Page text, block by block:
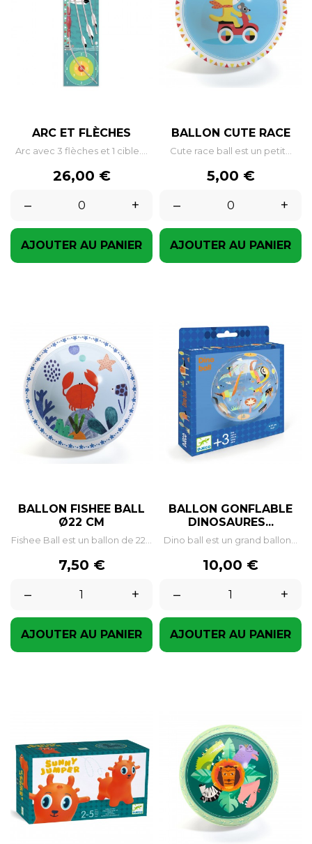
ARC ET FLÈCHES
Arc avec 3 flèches et 1 cible....
Prix
26,00 €
–
+
AJOUTER AU PANIER
BALLON CUTE RACE
Cute race ball est un petit...
Prix
5,00 €
–
+
AJOUTER AU PANIER
BALLON FISHEE BALL
Ø22 CM
Fishee Ball est un ballon de 22...
Prix
7,50 €
–
+
AJOUTER AU PANIER
BALLON GONFLABLE
DINOSAURES...
Dino ball est un grand ballon...
Prix
10,00 €
–
+
AJOUTER AU PANIER